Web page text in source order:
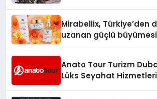
Mirabellix, Türkiye’den
uzanan güçlü
Anato Tour Turizm
Lüks Seyahat